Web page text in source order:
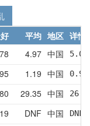
平均 地区 详情
4.97 中国
1.19 中国
29.35 中国
DNF 中国